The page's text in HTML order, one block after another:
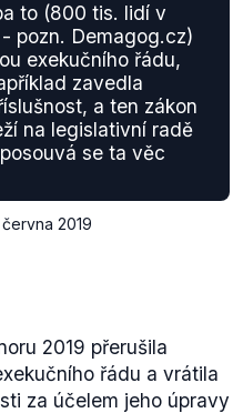
to (800 tis. lidí v
pozn. Demagog.cz)
exekučního řádu,
zavedla
a ten zákon
na legislativní radě
se ta věc
června 2019
2019 přerušila
řádu a vrátila
za účelem jeho úpravy